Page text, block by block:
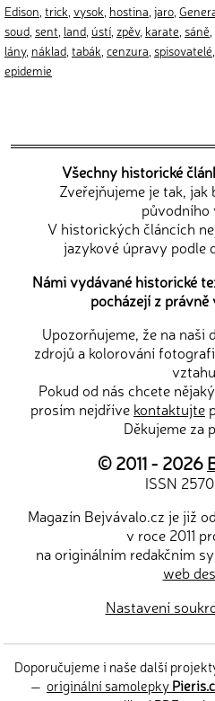
Edison trick vysok hostina jaro
soud sent land ústí zpěv, karate sáně
lány, náklad tabák cenzura spisovatelé
epidemie
Všechny historické
Zveřejňujeme je tak,
původního
V historických článcích
jazykové úpravy podle
Námi vydávané historické
pocházejí z
Upozorňujeme, že na
zdrojů a kolorování
Pokud od nás chcete
prosím nejdříve kontaktujte
Děkujeme za
© 2011 - 2026
ISSN
Magazín Bejvávalo.cz je již
v roce 2011
na originálním redakčním
web
Nastavení
Doporučujeme i naše další
— originální samolepky